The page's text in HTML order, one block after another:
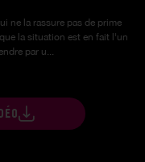
ne la rassure pas de prime
la situation est en fait l'un
par u...